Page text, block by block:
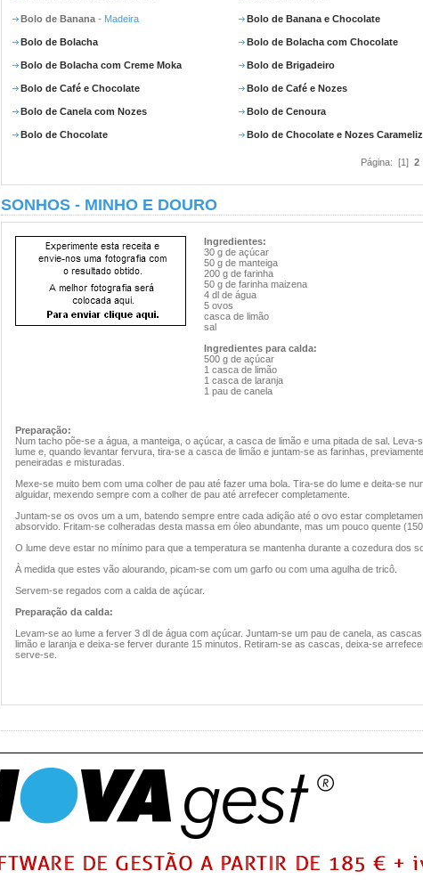
Bolo de Banana - Madeira Bolo de Banana e Chocolate
Bolo de Bolacha Bolo de Bolacha com Chocolate
Bolo de Bolacha com Creme Moka Bolo de Brigadeiro
Bolo de Café e Chocolate Bolo de Café e Nozes
Bolo de Canela com Nozes Bolo de Cenoura
Bolo de Chocolate Bolo de Chocolate e Nozes
Página: [1] 2
SONHOS - MINHO E DOURO
Ingredientes:
30 g de açúcar
50 g de manteiga
200 g de farinha
50 g de farinha maizena
4 dl de água
5 ovos
casca de limão
sal
Ingredientes para calda:
500 g de açúcar
1 casca de limão
1 casca de laranja
1 pau de canela
Preparação:
Num tacho põe-se a água, a manteiga, o açúcar, a casca de limão e uma pitada de sal. Leva-
lume e, quando levantar fervura, tira-se a casca de limão e juntam-se as farinhas, previamente
peneiradas e misturadas.
Mexe-se muito bem com uma colher de pau até fazer uma bola. Tira-se do lume e deita-se
alguidar, mexendo sempre com a colher de pau até arrefecer completamente.
Juntam-se os ovos um a um, batendo sempre entre cada adição até o ovo estar
absorvido. Fritam-se colheradas desta massa em óleo abundante, mas um pouco quente
O lume deve estar no mínimo para que a temperatura se mantenha durante a cozedura dos
À medida que estes vão alourando, picam-se com um garfo ou com uma agulha de tricô.
Servem-se regados com a calda de açúcar.
Preparação da calda:
Levam-se ao lume a ferver 3 dl de água com açúcar. Juntam-se um pau de canela, as
limão e laranja e deixa-se ferver durante 15 minutos. Retiram-se as cascas, deixa-se
serve-se.